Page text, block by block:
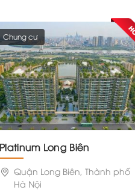
Chung cư
Platinum Long Biên
Quận Long Biên, Thành phố
Hà Nội